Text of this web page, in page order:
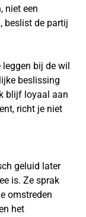
niet een
beslist de partij
leggen bij de wil
beslissing
blijf loyaal aan
richt je niet
geluid later
is. Ze sprak
omstreden
het